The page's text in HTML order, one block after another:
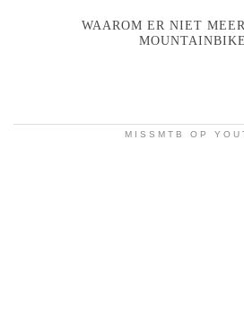
WAAROM ER NIET
MISSMTB OP